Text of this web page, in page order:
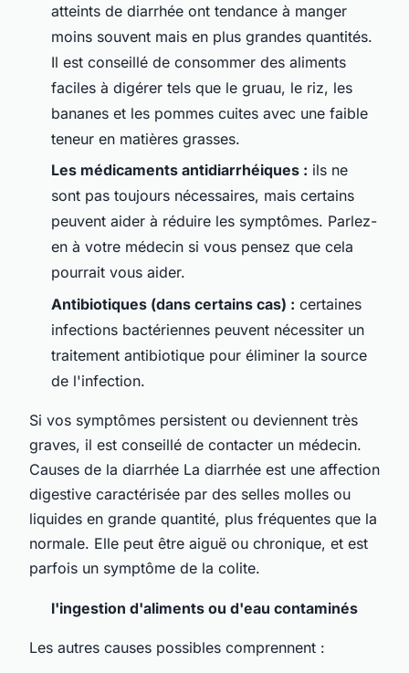
atteints de diarrhée ont tendance à manger
moins souvent mais en plus grandes quantités.
Il est conseillé de consommer des aliments
faciles à digérer tels que le gruau, le riz, les
bananes et les pommes cuites avec une faible
teneur en matières grasses.
Les médicaments antidiarrhéiques : ils ne
sont pas toujours nécessaires, mais certains
peuvent aider à réduire les symptômes. Parlez-
en à votre médecin si vous pensez que cela
pourrait vous aider.
Antibiotiques (dans certains cas) : certaines
infections bactériennes peuvent nécessiter un
traitement antibiotique pour éliminer la source
de l'infection.
Si vos symptômes persistent ou deviennent très
graves, il est conseillé de contacter un médecin.
Causes de la diarrhée La diarrhée est une affection
digestive caractérisée par des selles molles ou
liquides en grande quantité, plus fréquentes que la
normale. Elle peut être aiguë ou chronique, et est
parfois un symptôme de la colite.
l'ingestion d'aliments ou d'eau contaminés
Les autres causes possibles comprennent :